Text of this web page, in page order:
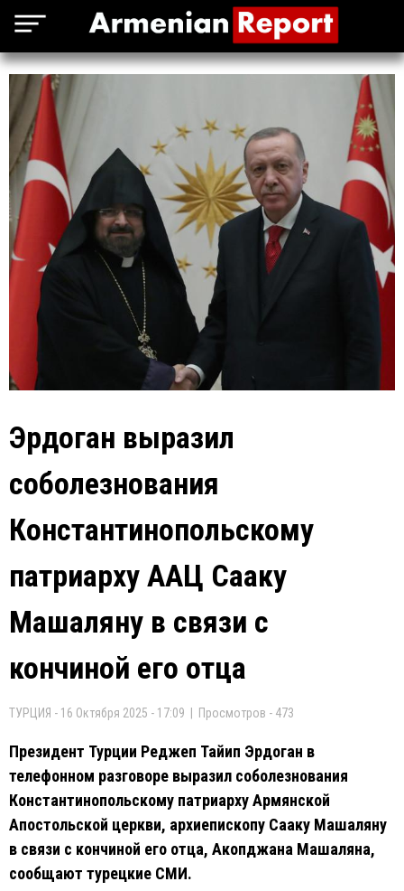
Эрдоган выразил
соболезнования
Константинопольскому
патриарху ААЦ Сааку
Машаляну в связи с
кончиной его отца
ТУРЦИЯ - 16 Октября 2025 - 17:09 | Просмотров - 473
Президент Турции Реджеп Тайип Эрдоган в
телефонном разговоре выразил соболезнования
Константинопольскому патриарху Армянской
Апостольской церкви, архиепископу Сааку Машаляну
в связи с кончиной его отца, Акопджана Машаляна,
сообщают турецкие СМИ.